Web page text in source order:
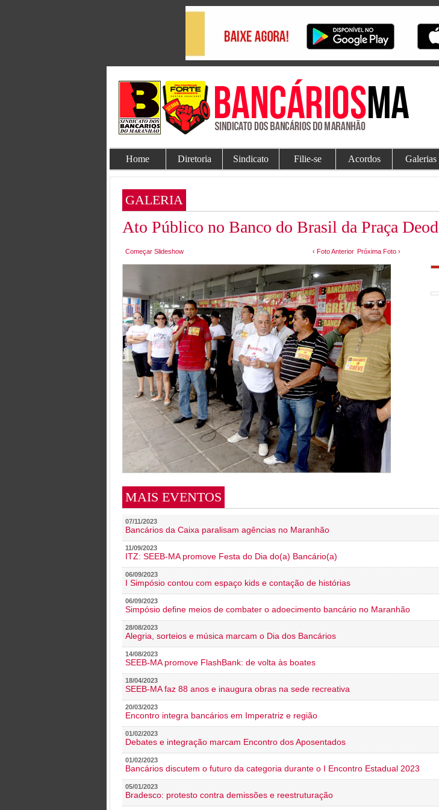
Home Diretoria Sindicato Filie-se Acordos Galerias
GALERIA
Ato Público no Banco do Brasil da Praça
Começar Slideshow ‹ Foto Anterior Próxima Foto ›
MAIS EVENTOS
07/11/2023
Bancários da Caixa paralisam agências no Maranhão
11/09/2023
ITZ: SEEB-MA promove Festa do Dia do(a) Bancário(a)
06/09/2023
I Simpósio contou com espaço kids e contação de histórias
06/09/2023
Simpósio define meios de combater o adoecimento bancário no Maranhão
28/08/2023
Alegria, sorteios e música marcam o Dia dos Bancários
14/08/2023
SEEB-MA promove FlashBank: de volta às boates
18/04/2023
SEEB-MA faz 88 anos e inaugura obras na sede recreativa
20/03/2023
Encontro integra bancários em Imperatriz e região
01/02/2023
Debates e integração marcam Encontro dos Aposentados
01/02/2023
Bancários discutem o futuro da categoria durante o I Encontro Estadual 2023
05/01/2023
Bradesco: protesto contra demissões e reestruturação